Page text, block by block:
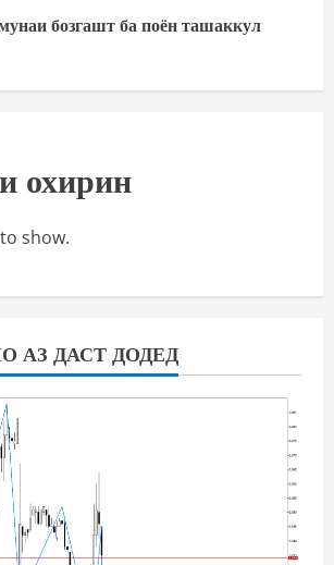
бозгашт ба поён ташаккул
охирин
show.
ДАСТ ДОДЕД